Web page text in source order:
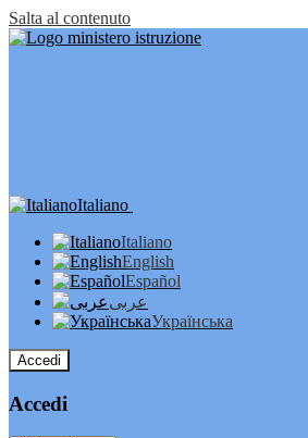
Salta al contenuto
Italiano
Italiano
English
Español
عربى
Українська
Accedi
Accedi